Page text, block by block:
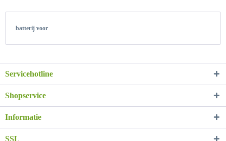
batterij voor
Servicehotline
Shopservice
Informatie
SSL